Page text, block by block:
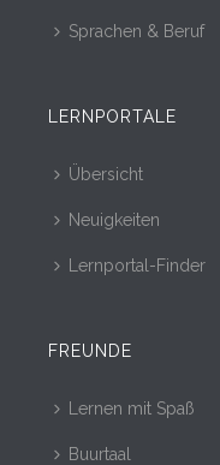
Sprachen & Beruf
LERNPORTALE
Übersicht
Neuigkeiten
Lernportal-Finder
FREUNDE
Lernen mit Spaß
Buurtaal